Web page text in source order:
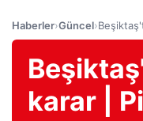
Haberler›Güncel›
karar |